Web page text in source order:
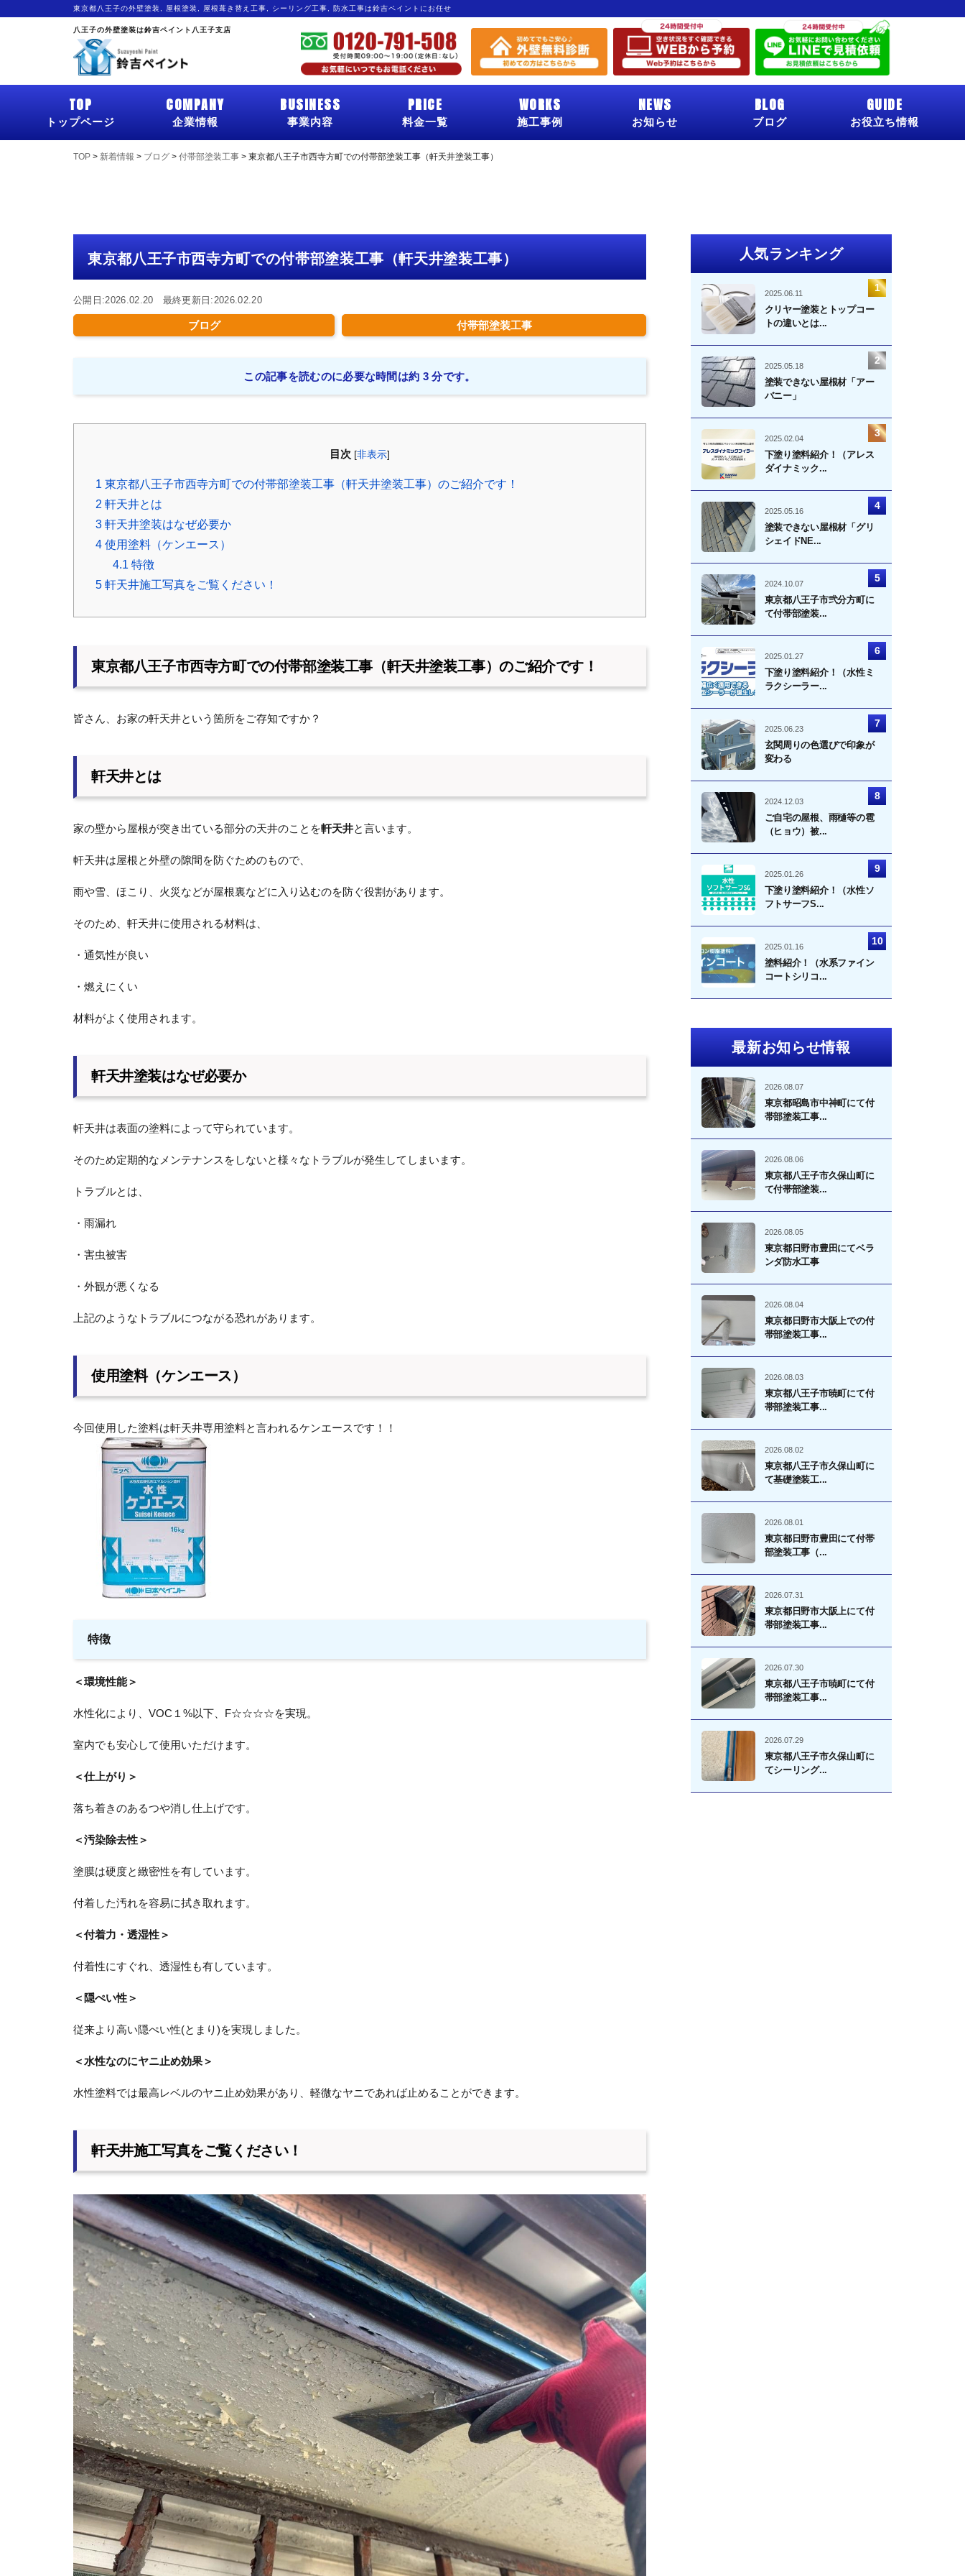
東京都八王子の外壁塗装, 屋根塗装, 屋根葺き替え工事, シーリング工事, 防水工事は鈴吉ペイントにお任せ
八王子の外壁塗装は鈴吉ペイント八王子支店
TOP
トップページ
COMPANY
企業情報
BUSINESS
事業内容
PRICE
料金一覧
WORKS
施工事例
NEWS
お知らせ
BLOG
ブログ
GUIDE
お役立ち情報
TOP > 新着情報 > ブログ > 付帯部塗装工事 > 東京都八王子市西寺方町での付帯部塗装工事（軒天井塗装工事）
東京都八王子市西寺方町での付帯部塗装工事（軒天井塗装工事）
公開日:2026.02.20 最終更新日:2026.02.20
ブログ 付帯部塗装工事
この記事を読むのに必要な時間は約 3 分です。
目次 [非表示]
1 東京都八王子市西寺方町での付帯部塗装工事（軒天井塗装工事）のご紹介です！
2 軒天井とは
3 軒天井塗装はなぜ必要か
4 使用塗料（ケンエース）
4.1 特徴
5 軒天井施工写真をご覧ください！
東京都八王子市西寺方町での付帯部塗装工事（軒天井塗装工事）のご紹介です！
皆さん、お家の軒天井という箇所をご存知ですか？
軒天井とは
家の壁から屋根が突き出ている部分の天井のことを軒天井と言います。
軒天井は屋根と外壁の隙間を防ぐためのもので、
雨や雪、ほこり、火災などが屋根裏などに入り込むのを防ぐ役割があります。
そのため、軒天井に使用される材料は、
・通気性が良い
・燃えにくい
材料がよく使用されます。
軒天井塗装はなぜ必要か
軒天井は表面の塗料によって守られています。
そのため定期的なメンテナンスをしないと様々なトラブルが発生してしまいます。
トラブルとは、
・雨漏れ
・害虫被害
・外観が悪くなる
上記のようなトラブルにつながる恐れがあります。
使用塗料（ケンエース）
今回使用した塗料は軒天井専用塗料と言われるケンエースです！！
特徴
＜環境性能＞
水性化により、VOC１%以下、F☆☆☆☆を実現。
室内でも安心して使用いただけます。
＜仕上がり＞
落ち着きのあるつや消し仕上げです。
＜汚染除去性＞
塗膜は硬度と緻密性を有しています。
付着した汚れを容易に拭き取れます。
＜付着力・透湿性＞
付着性にすぐれ、透湿性も有しています。
＜隠ぺい性＞
従来より高い隠ぺい性(とまり)を実現しました。
＜水性なのにヤニ止め効果＞
水性塗料では最高レベルのヤニ止め効果があり、軽微なヤニであれば止めることができます。
軒天井施工写真をご覧ください！
人気ランキング
2025.06.11
クリヤー塗装とトップコー
トの違いとは...
2025.05.18
塗装できない屋根材「アー
バニー」
2025.02.04
下塗り塗料紹介！（アレス
ダイナミック...
2025.05.16
塗装できない屋根材「グリ
シェイドNE...
2024.10.07
東京都八王子市弐分方町に
て付帯部塗装...
2025.01.27
下塗り塗料紹介！（水性ミ
ラクシーラー...
2025.06.23
玄関周りの色選びで印象が
変わる
2024.12.03
ご自宅の屋根、雨樋等の雹
（ヒョウ）被...
2025.01.26
下塗り塗料紹介！（水性ソ
フトサーフS...
2025.01.16
塗料紹介！（水系ファイン
コートシリコ...
最新お知らせ情報
2026.08.07
東京都昭島市中神町にて付
帯部塗装工事...
2026.08.06
東京都八王子市久保山町に
て付帯部塗装...
2026.08.05
東京都日野市豊田にてベラ
ンダ防水工事
2026.08.04
東京都日野市大阪上での付
帯部塗装工事...
2026.08.03
東京都八王子市暁町にて付
帯部塗装工事...
2026.08.02
東京都八王子市久保山町に
て基礎塗装工...
2026.08.01
東京都日野市豊田にて付帯
部塗装工事（...
2026.07.31
東京都日野市大阪上にて付
帯部塗装工事...
2026.07.30
東京都八王子市暁町にて付
帯部塗装工事...
2026.07.29
東京都八王子市久保山町に
てシーリング...